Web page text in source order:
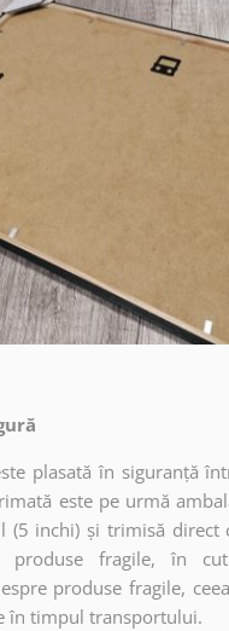
plasată în siguranță
este pe urmă
(5 inchi) și trimisă direct
produse fragile, în
produse fragile,
în timpul transportului.